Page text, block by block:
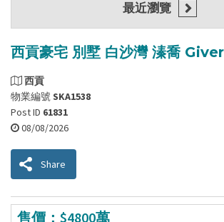
西貢豪宅 別墅 白沙灣 溱喬
西貢
物業編號SKA1538
Post ID 61831
08/08/2026
Share
售價：$4800萬
最近瀏覽